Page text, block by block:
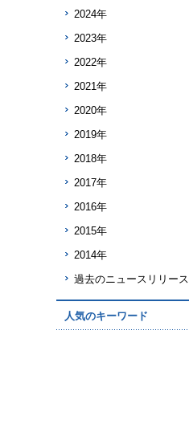
2024年
2023年
2022年
2021年
2020年
2019年
2018年
2017年
2016年
2015年
2014年
過去のニュースリリース
人気のキーワード